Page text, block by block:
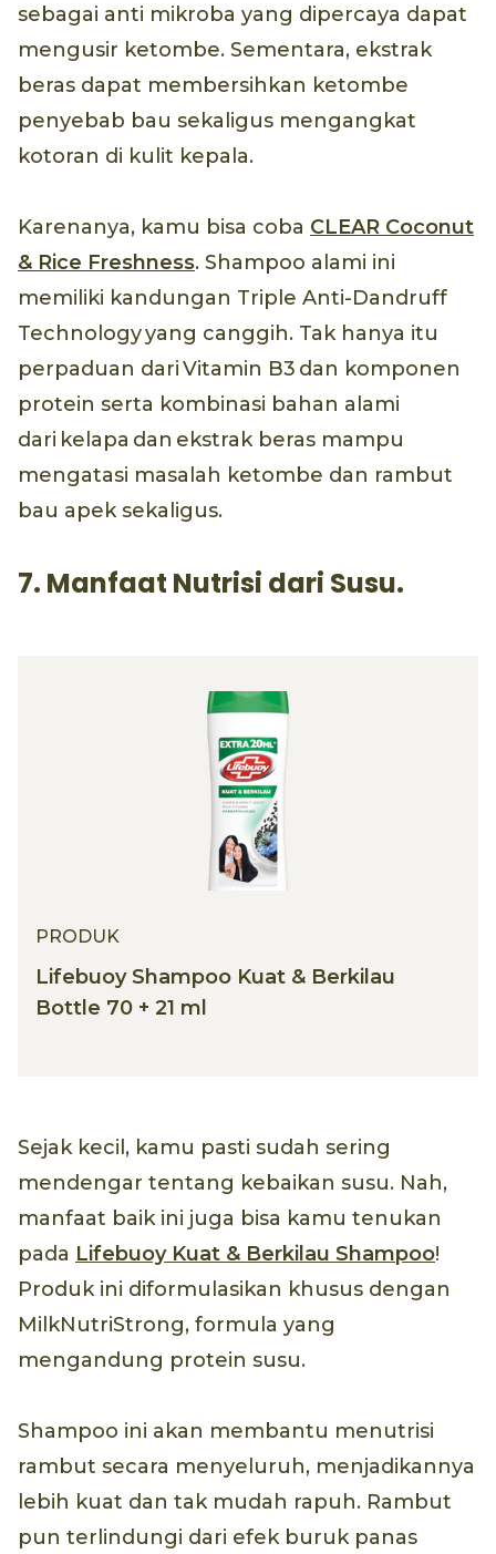
sebagai anti mikroba yang dipercaya dapat
mengusir ketombe. Sementara, ekstrak
beras dapat membersihkan ketombe
penyebab bau sekaligus mengangkat
kotoran di kulit kepala.
Karenanya, kamu bisa coba CLEAR Coconut
& Rice Freshness. Shampoo alami ini
memiliki kandungan Triple Anti-Dandruff
Technology yang canggih. Tak hanya itu
perpaduan dari Vitamin B3 dan komponen
protein serta kombinasi bahan alami
dari kelapa dan ekstrak beras mampu
mengatasi masalah ketombe dan rambut
bau apek sekaligus.
7. Manfaat Nutrisi dari Susu.
PRODUK
Lifebuoy Shampoo Kuat & Berkilau
Bottle 70 + 21 ml
Sejak kecil, kamu pasti sudah sering
mendengar tentang kebaikan susu. Nah,
manfaat baik ini juga bisa kamu tenukan
pada Lifebuoy Kuat & Berkilau Shampoo!
Produk ini diformulasikan khusus dengan
MilkNutriStrong, formula yang
mengandung protein susu.
Shampoo ini akan membantu menutrisi
rambut secara menyeluruh, menjadikannya
lebih kuat dan tak mudah rapuh. Rambut
pun terlindungi dari efek buruk panas